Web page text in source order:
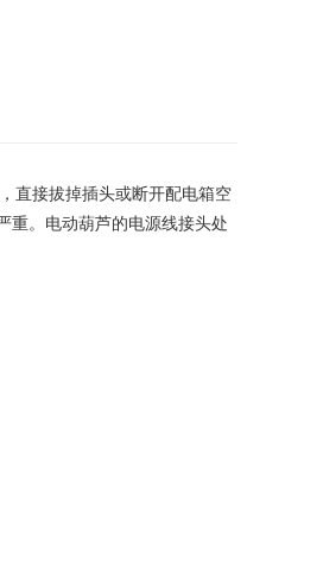
直接拔掉插头或断开配电箱空
重。电动葫芦的电源线接头处